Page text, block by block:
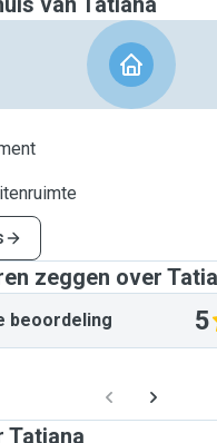
zeggen over
beoordeling 5
Tatiana